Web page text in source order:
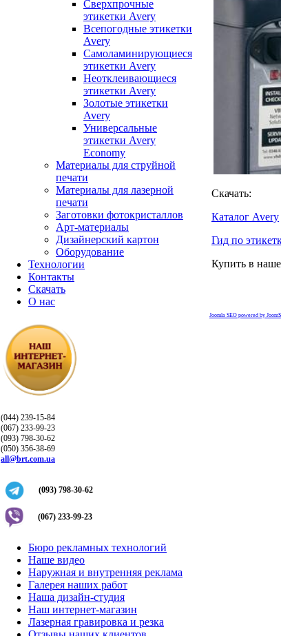
Сверхпрочные
этикетки Avery
Всепогодные этикетки
Avery
Самоламинирующиеся
этикетки Avery
Неотклеивающиеся
этикетки Avery
Золотые этикетки
Avery
Универсальные
этикетки Avery
Economy
Материалы для струйной
печати
Материалы для лазерной
печати
Заготовки фотокристаллов
Арт-материалы
Дизайнерский картон
Оборудование
Технологии
Контакты
Скачать
О нас
(044) 239-15-84
(067) 233-99-23
(093) 798-30-62
(050) 356-38-69
all@brt.com.ua
(093) 798-30-62
(067) 233-99-23
Бюро рекламных технологий
Наше видео
Наружная и внутренняя реклама
Галерея наших работ
Наша дизайн-студия
Наш интернет-магазин
Лазерная гравировка и резка
Скачать:
Каталог Avery
Гид по
Купить в
Joomla SEO powered by